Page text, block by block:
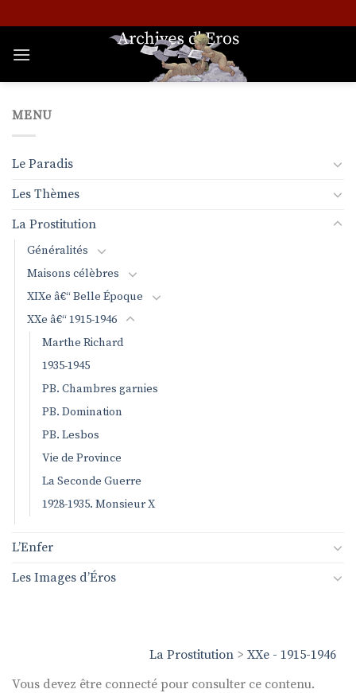
au
contenu
La Prostitution > XXe - 1915-1946
Vous devez être connecté pour consulter ce contenu.
MENU
Le Paradis
Les Thèmes
La Prostitution
Généralités
Maisons célèbres
XIXe â€“ Belle Époque
XXe â€“ 1915-1946
Marthe Richard
1935-1945
PB. Chambres garnies
PB. Domination
PB. Lesbos
Vie de Province
La Seconde Guerre
1928-1935. Monsieur X
L’Enfer
Les Images d’Éros